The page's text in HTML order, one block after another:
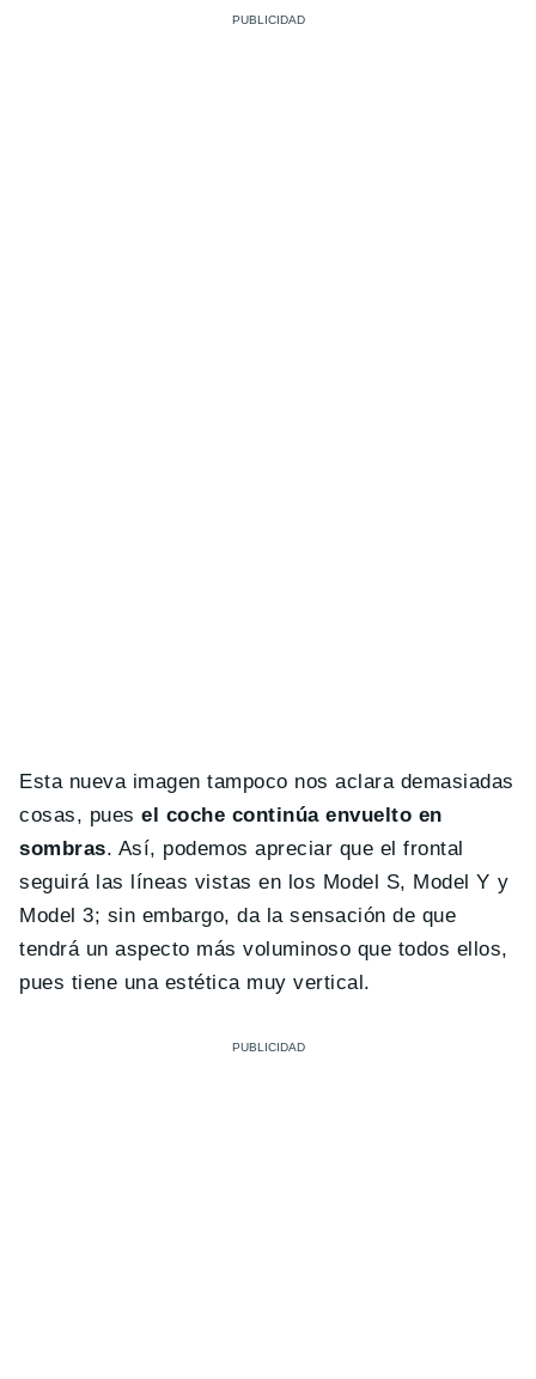
Esta nueva imagen tampoco nos aclara demasiadas
cosas, puesel coche continúa envuelto en
sombras. Así, podemos apreciar que el frontal
seguirá las líneas vistas en los Model S, Model Y y
Model 3; sin embargo, da la sensación de que
tendrá un aspecto más voluminoso que todos ellos,
pues tiene una estética muy vertical.